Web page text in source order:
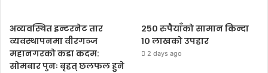
अव्यवस्थित इन्टरनेट तार
व्यवस्थापनमा वीरगञ्ज
महानगरको कडा कदम:
सोमबार पुनः बृहत् छलफल हुने
२५० रुपैयाँको सामान किन्दा
१० लाखको उपहार
2 days ago